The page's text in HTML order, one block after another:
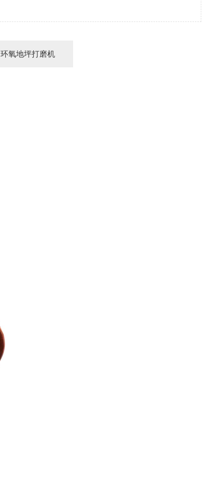
环氧地坪打磨机